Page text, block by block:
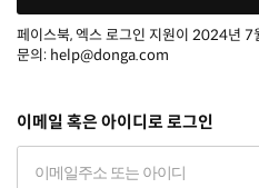
페이스북, 엑스 로그인 지원이 2024년 7
문의: help@donga.com
이메일 혹은 아이디로 로그인